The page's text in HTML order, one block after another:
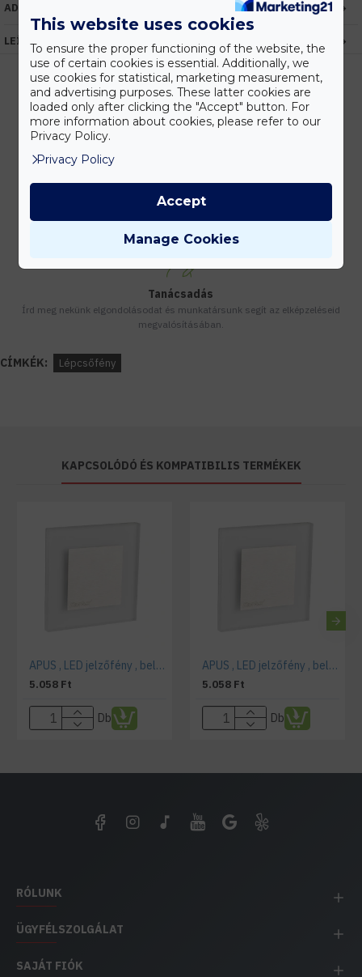
ADATOK
LEÍRÁS
Kedvezmények
Vásárolj nagyobb mennyiségben és megadjuk a legjobb gyártói árakat.
Gyors kiszállítás
Készleten lévő termékeinket akár 24 órán belül megkaphatod!
Tanácsadás
Írd meg nekünk elgondolásodat és munkatársunk segít az elképzeléseid
megvalósításában.
CÍMKÉK: Lépcsőfény
KAPCSOLÓDÓ ÉS KOMPATIBILIS TERMÉKEK
APUS , LED jelzőfény , beltéri , 12 Volt , design , hideg fehér
5.058 Ft
Db
APUS , LED jelzőfény , beltéri , 12 Volt , design , meleg fehér
5.058 Ft
Db
RÓLUNK
ÜGYFÉLSZOLGÁLAT
SAJÁT FIÓK
This website uses cookies
To ensure the proper functioning of the website, the
use of certain cookies is essential. Additionally, we
use cookies for statistical, marketing measurement,
and advertising purposes. These latter cookies are
loaded only after clicking the "Accept" button. For
more information about cookies, please refer to our
Privacy Policy.
Privacy Policy
Manage Cookies
Accept